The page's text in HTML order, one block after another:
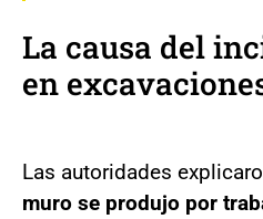
La causa del
en
Las autoridades
muro se produjo por